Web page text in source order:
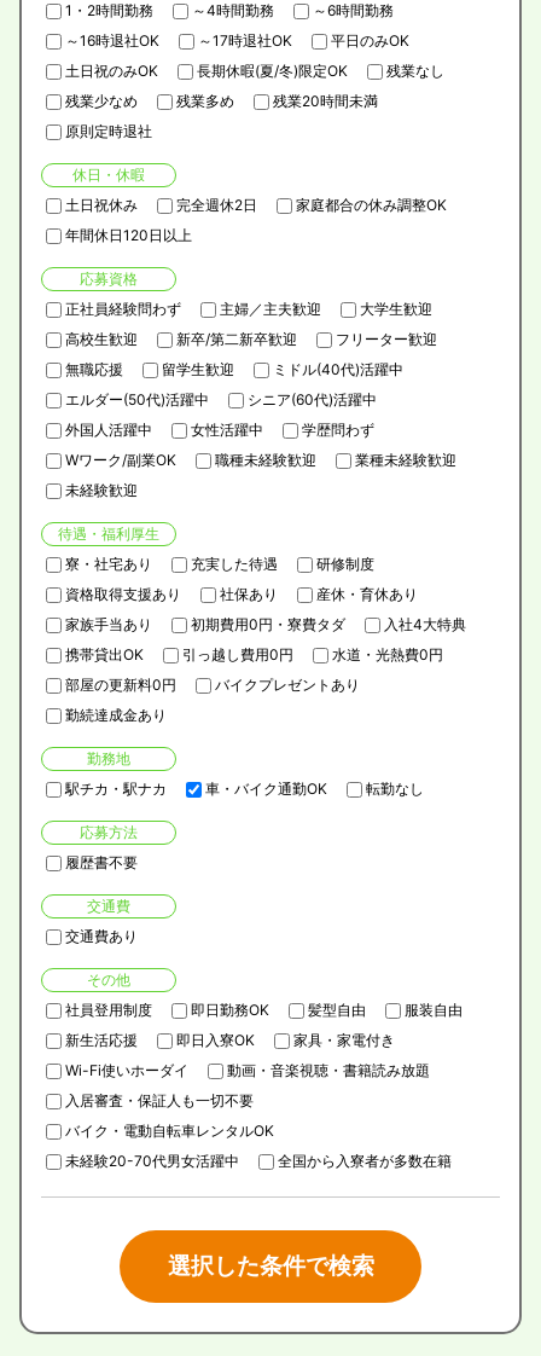
1・2時間勤務
～4時間勤務
～6時間勤務
～16時退社OK
～17時退社OK
平日のみOK
土日祝のみOK
長期休暇(夏/冬)限定OK
残業なし
残業少なめ
残業多め
残業20時間未満
原則定時退社
休日・休暇
土日祝休み
完全週休2日
家庭都合の休み調整OK
年間休日120日以上
応募資格
正社員経験問わず
主婦／主夫歓迎
大学生歓迎
高校生歓迎
新卒/第二新卒歓迎
フリーター歓迎
無職応援
留学生歓迎
ミドル(40代)活躍中
エルダー(50代)活躍中
シニア(60代)活躍中
外国人活躍中
女性活躍中
学歴問わず
Wワーク/副業OK
職種未経験歓迎
業種未経験歓迎
未経験歓迎
待遇・福利厚生
寮・社宅あり
充実した待遇
研修制度
資格取得支援あり
社保あり
産休・育休あり
家族手当あり
初期費用0円・寮費タダ
入社4大特典
携帯貸出OK
引っ越し費用0円
水道・光熱費0円
部屋の更新料0円
バイクプレゼントあり
勤続達成金あり
勤務地
駅チカ・駅ナカ
車・バイク通勤OK 転勤なし
応募方法
履歴書不要
交通費
交通費あり
その他
社員登用制度
即日勤務OK 髪型自由
服装自由
新生活応援
即日入寮OK
家具・家電付き
Wi-Fi使いホーダイ
動画・音楽視聴・書籍読み放題
入居審査・保証人も一切不要
バイク・電動自転車レンタルOK
未経験20-70代男女活躍中
全国から入寮者が多数在籍